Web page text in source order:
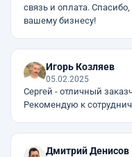
связь и оплата. Спасибо, что
вашему бизнесу!
Игорь Козляев
05.02.2025
Сергей - отличный
Рекомендую к
Дмитрий Денисов